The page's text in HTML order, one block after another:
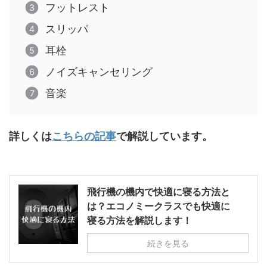
フットレスト
スリッパ
耳栓
ノイズキャンセリング
音楽
詳しくはこちらの記事で解説しています。
飛行機の機内で快適に寝る方法と
は？エコノミークラスでも快適に
寝る方法を解説します！
続きを見る